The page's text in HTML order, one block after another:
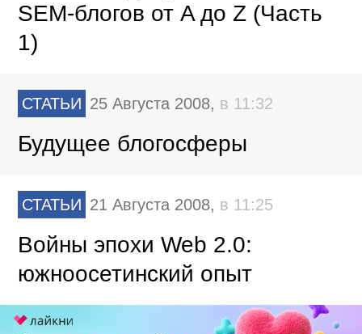
SEM-блогов от A до Z (Часть
1)
СТАТЬИ 25 Августа 2008, в 11:32
Будущее блогосферы
СТАТЬИ 21 Августа 2008, в 11:25
Войны эпохи Web 2.0:
южноосетинский опыт